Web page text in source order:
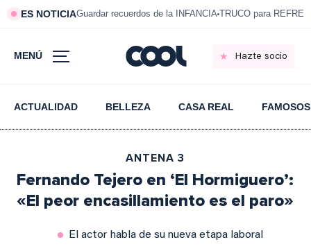
ES NOTICIAGuardar recuerdos de la INFANCIA TRUCO para
MENÚ Hazte socio
ACTUALIDAD BELLEZA CASA REAL FAMOSOS
ANTENA 3
Fernando Tejero en ‘El Hormiguero’:
«El peor encasillamiento es el paro»
El actor habla de su nueva etapa laboral